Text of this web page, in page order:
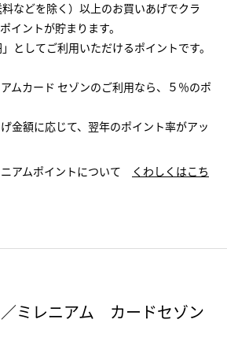
などを除く）以上のお買いあげでクラ
イントが貯まります。
としてご利用いただけるポイントです。
ムカード セゾンのご利用なら、５％のポ
金額に応じて、翌年のポイント率がアッ
アムポイントについて
くわしくはこち
ミレニアム カードセゾン